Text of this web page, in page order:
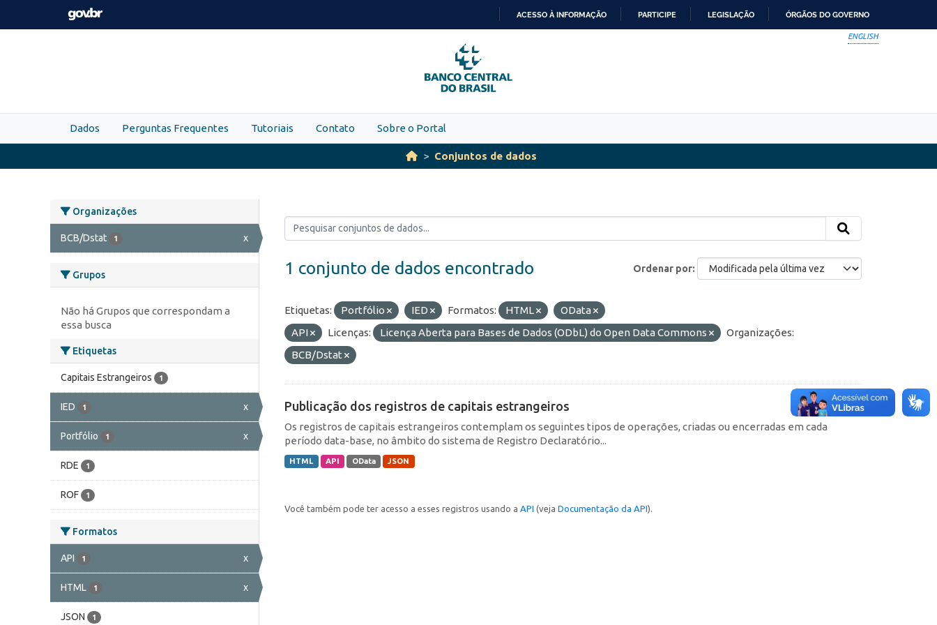
Skip to main content
PARA
O
CONTEÚDO
ACESSO À INFORMAÇÃO PARTICIPE LEGISLAÇÃO ÓRGÃOS DO GOVERNO
ENGLISH
Dados Perguntas Frequentes Tutoriais Contato Sobre o Portal
Conjuntos de dados
Organizações
BCB/Dstat 1 x
Grupos
Não há Grupos que correspondam a
essa busca
Etiquetas
Capitais Estrangeiros 1
IED 1 x
Portfólio 1 x
RDE 1
ROF 1
Formatos
API 1 x
HTML 1 x
JSON 1
Ordenar por
1 conjunto de dados encontrado
Etiquetas: Portfólio IED Formatos: HTML
OData
API
Licenças: Licença Aberta para Bases de Dados (ODbL) do Open Data Commons
Organizações:
BCB/Dstat
Publicação dos registros de capitais estrangeiros
Os registros de capitais estrangeiros contemplam os seguintes tipos de operações, criadas ou encerradas em cada
período data-base, no âmbito do sistema de Registro Declaratório...
HTML API OData JSON
Você também pode ter acesso a esses registros usando a API (veja Documentação da API).